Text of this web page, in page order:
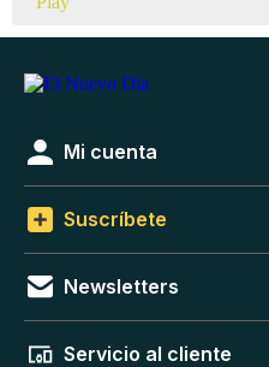
Mi cuenta
Suscríbete
Newsletters
Servicio al cliente